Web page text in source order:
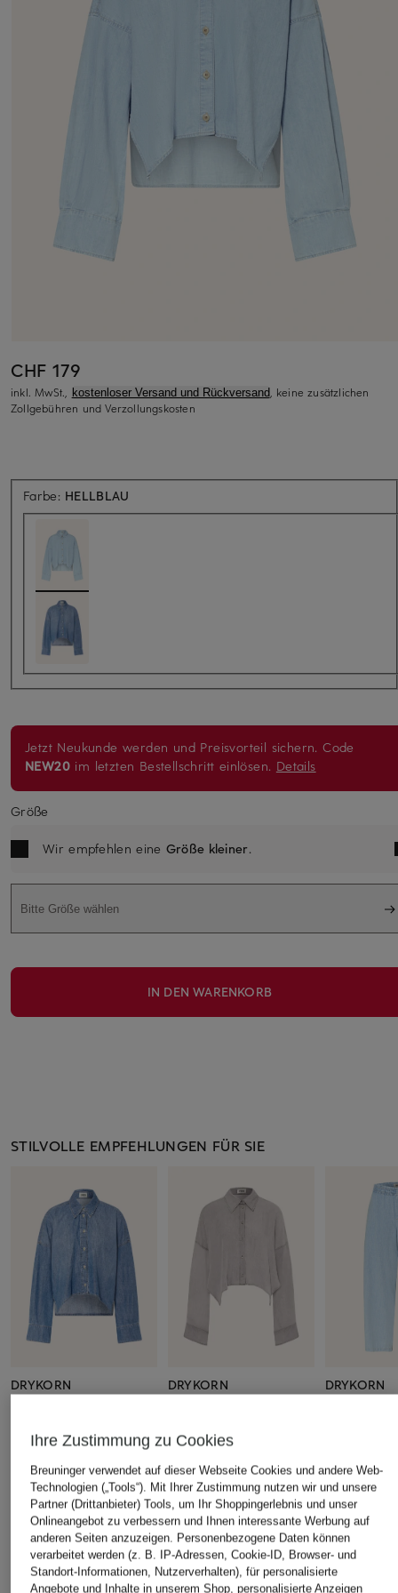
CHF 179
inkl. MwSt., kostenloser Versand und Rückversand, keine zusätzlichen
Zollgebühren und Verzollungskosten
Farbe: HELLBLAU
Jetzt Neukunde werden und Preisvorteil sichern. Code
NEW20 im letzten Bestellschritt einlösen. Details
Größe
Wir empfehlen eine Größe kleiner.
Bitte Größe wählen
IN DEN WARENKORB
STILVOLLE EMPFEHLUNGEN FÜR SIE
DRYKORN
CHF 189
DRYKORN
CHF 159
DRYKORN
ÄHNLICHE ARTIKEL ENTDECKEN
Ihre Zustimmung zu Cookies
Breuninger verwendet auf dieser Webseite Cookies und andere Web-
Technologien („Tools“). Mit Ihrer Zustimmung nutzen wir und unsere
Partner (Drittanbieter) Tools, um Ihr Shoppingerlebnis und unser
Onlineangebot zu verbessern und Ihnen interessante Werbung auf
anderen Seiten anzuzeigen. Personenbezogene Daten können
verarbeitet werden (z. B. IP-Adressen, Cookie-ID, Browser- und
Standort-Informationen, Nutzerverhalten), für personalisierte
Angebote und Inhalte in unserem Shop, personalisierte Anzeigen